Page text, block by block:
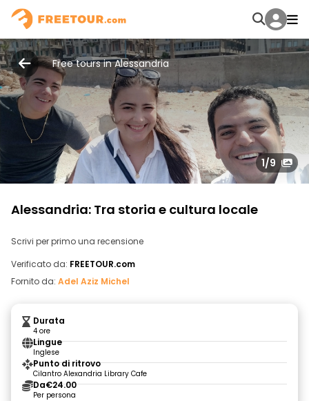
Free tours in Alessandria
1/9
Alessandria: Tra storia e cultura locale
Scrivi per primo una recensione
Verificato da: FREETOUR.com
Fornito da: Adel Aziz Michel
Durata
4 ore
Lingue
Inglese
Punto di ritrovo
Cilantro Alexandria Library Cafe
Da€24.00
Per persona